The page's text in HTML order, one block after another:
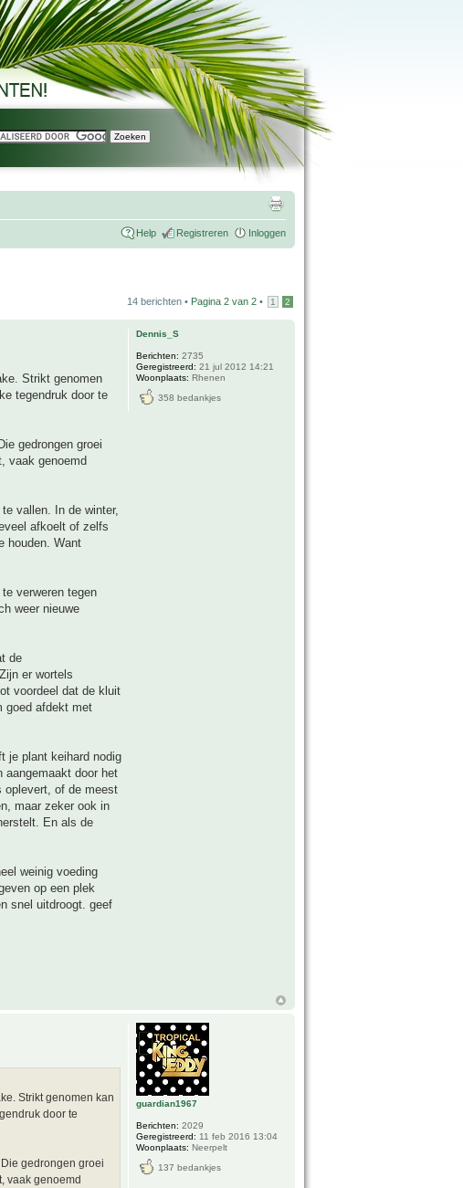
Help Registreren Inloggen
14 berichten • Pagina 2 van 2 • 1 2
Strikt genomen
tegendruk door te
gedrongen groei
vaak genoemd
vallen. In de winter,
afkoelt of zelfs
houden. Want
verweren tegen
weer nieuwe
de
er wortels
voordeel dat de kluit
goed afdekt met
je plant keihard nodig
aangemaakt door het
oplevert, of de meest
maar zeker ook in
En als de
weinig voeding
op een plek
snel uitdroogt. geef
Dennis_S
Berichten: 2735
Geregistreerd: 21 jul 2012 14:21
Woonplaats: Rhenen
358 bedankjes
Strikt genomen kan
door te
gedrongen groei
vaak genoemd
guardian1967
Berichten: 2029
Geregistreerd: 11 feb 2016 13:04
Woonplaats: Neerpelt
137 bedankjes